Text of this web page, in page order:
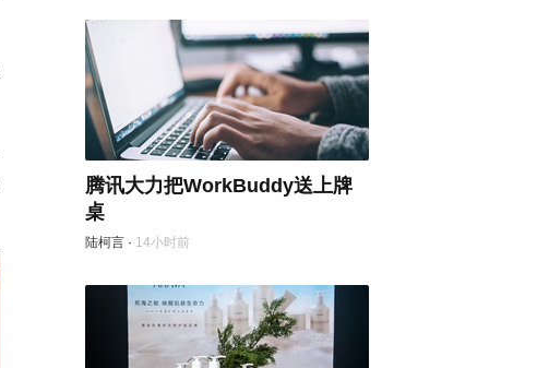
腾讯大力把WorkBuddy送上牌
桌
陆柯言 · 14小时前